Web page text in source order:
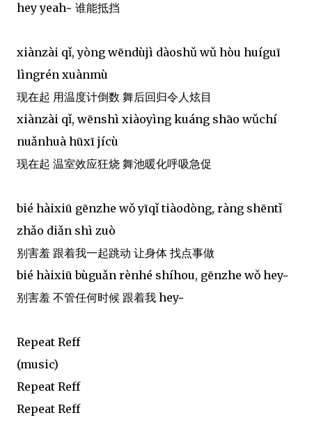
hey yeah~ 谁能抵挡
xiànzài qǐ, yòng wēndùjì dàoshǔ wǔ hòu huíguī
lìngrén xuànmù
现在起 用温度计倒数 舞后回归令人炫目
xiànzài qǐ, wēnshì xiàoyìng kuáng shāo wǔchí
nuǎnhuà hūxī jícù
现在起 温室效应狂烧 舞池暖化呼吸急促
bié hàixiū gēnzhe wǒ yīqǐ tiàodòng, ràng shēntǐ
zhǎo diǎn shì zuò
别害羞 跟着我一起跳动 让身体 找点事做
bié hàixiū bùguǎn rènhé shíhou, gēnzhe wǒ hey~
别害羞 不管任何时候 跟着我 hey~
Repeat Reff
(music)
Repeat Reff
Repeat Reff